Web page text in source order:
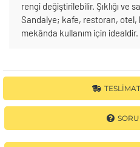
rengi değiştirilebilir. Şıklığı ve
Sandalye; kafe, restoran,
mekânda kullanım için idealdir.